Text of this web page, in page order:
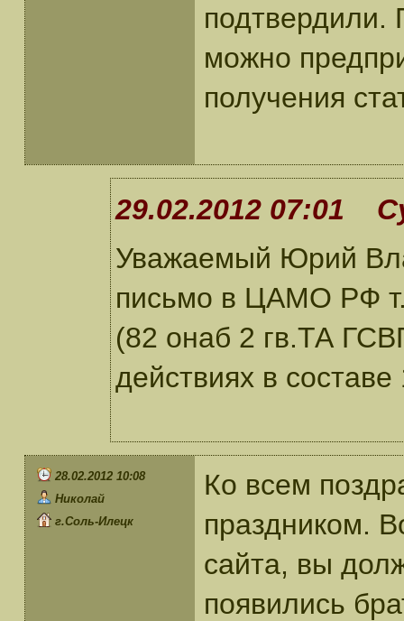
подтвердили.
можно
получения
29.02.2012 07:01
Уважаемый Юрий
письмо в ЦАМО РФ
(82 онаб 2 гв.ТА
действиях в
28.02.2012 10:08
Николай
г.Соль-Илецк
Ко всем
праздником.
сайта, вы
появились